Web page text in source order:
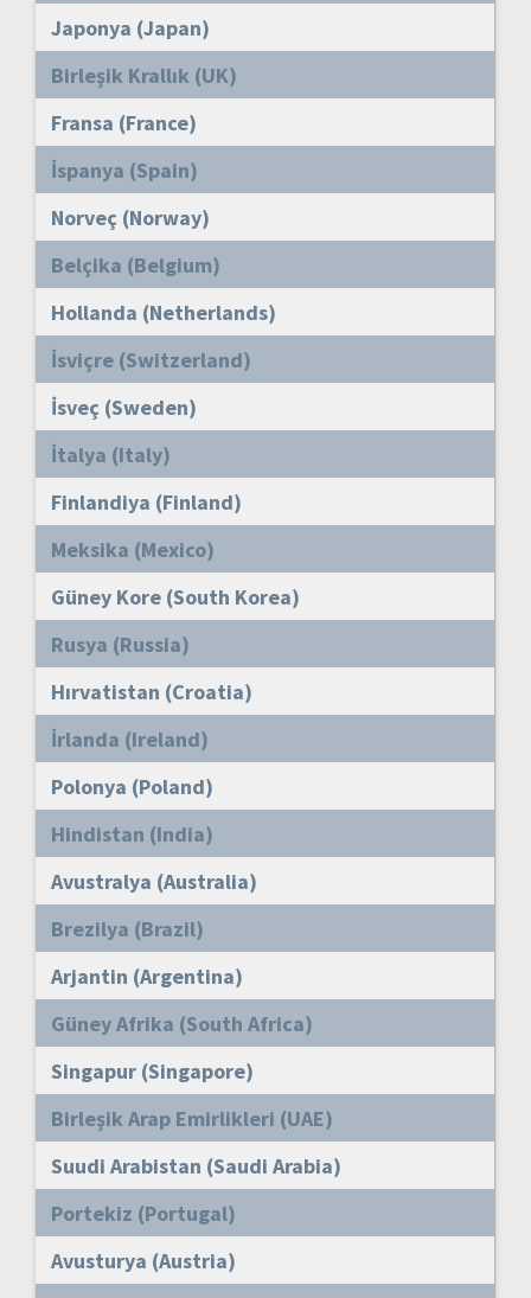
Japonya (Japan)
Birleşik Krallık (UK)
Fransa (France)
İspanya (Spain)
Norveç (Norway)
Belçika (Belgium)
Hollanda (Netherlands)
İsviçre (Switzerland)
İsveç (Sweden)
İtalya (Italy)
Finlandiya (Finland)
Meksika (Mexico)
Güney Kore (South Korea)
Rusya (Russia)
Hırvatistan (Croatia)
İrlanda (Ireland)
Polonya (Poland)
Hindistan (India)
Avustralya (Australia)
Brezilya (Brazil)
Arjantin (Argentina)
Güney Afrika (South Africa)
Singapur (Singapore)
Birleşik Arap Emirlikleri (UAE)
Suudi Arabistan (Saudi Arabia)
Portekiz (Portugal)
Avusturya (Austria)